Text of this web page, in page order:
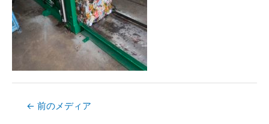
← 前のメディア